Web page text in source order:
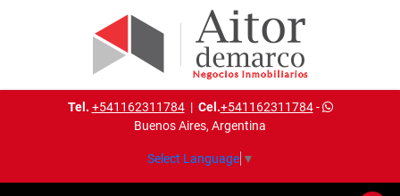
Tel. +541162311784| Cel.+541162311784-
Buenos Aires, Argentina
Select Language ▼